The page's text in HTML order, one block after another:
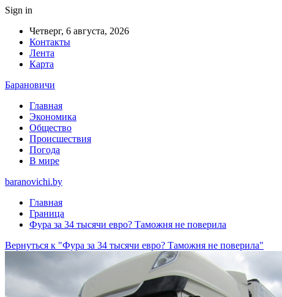
Sign in
Четверг, 6 августа, 2026
Контакты
Лента
Карта
Барановичи
Главная
Экономика
Общество
Происшествия
Погода
В мире
baranovichi.by
Главная
Граница
Фура за 34 тысячи евро? Таможня не поверила
Вернуться к "Фура за 34 тысячи евро? Таможня не поверила"